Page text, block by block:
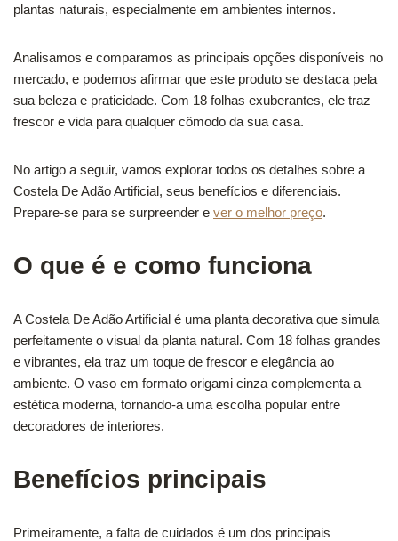
plantas naturais, especialmente em ambientes internos.
Analisamos e comparamos as principais opções disponíveis no
mercado, e podemos afirmar que este produto se destaca pela
sua beleza e praticidade. Com 18 folhas exuberantes, ele traz
frescor e vida para qualquer cômodo da sua casa.
No artigo a seguir, vamos explorar todos os detalhes sobre a
Costela De Adão Artificial, seus benefícios e diferenciais.
Prepare-se para se surpreender e ver o melhor preço.
O que é e como funciona
A Costela De Adão Artificial é uma planta decorativa que simula
perfeitamente o visual da planta natural. Com 18 folhas grandes
e vibrantes, ela traz um toque de frescor e elegância ao
ambiente. O vaso em formato origami cinza complementa a
estética moderna, tornando-a uma escolha popular entre
decoradores de interiores.
Benefícios principais
Primeiramente, a falta de cuidados é um dos principais